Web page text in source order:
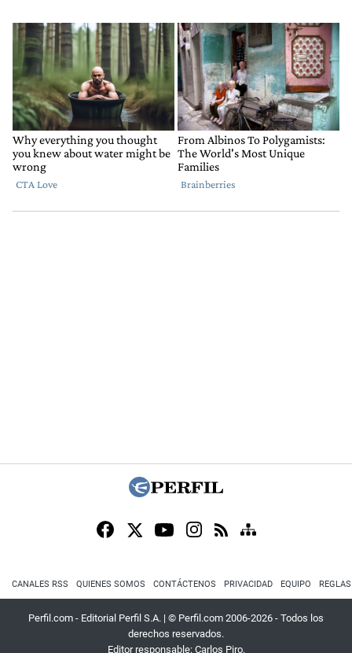
CANALES RSS QUIENES SOMOS CONTÁCTENOS PRIVACIDAD EQUIPO
Perfil.com - Editorial Perfil S.A. | © Perfil.com 2006-2026 - Todos los
derechos reservados.
Editor responsable: Carlos Piro.